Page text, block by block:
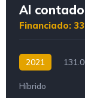
Al
Financiado:
2021
Híbrido